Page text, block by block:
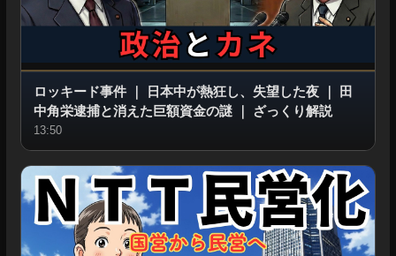
ロッキード事件｜ 日本中が熱狂し、失望した夜｜
田
中角栄逮捕と消えた巨額資金の謎｜ ざっくり解説
13:50